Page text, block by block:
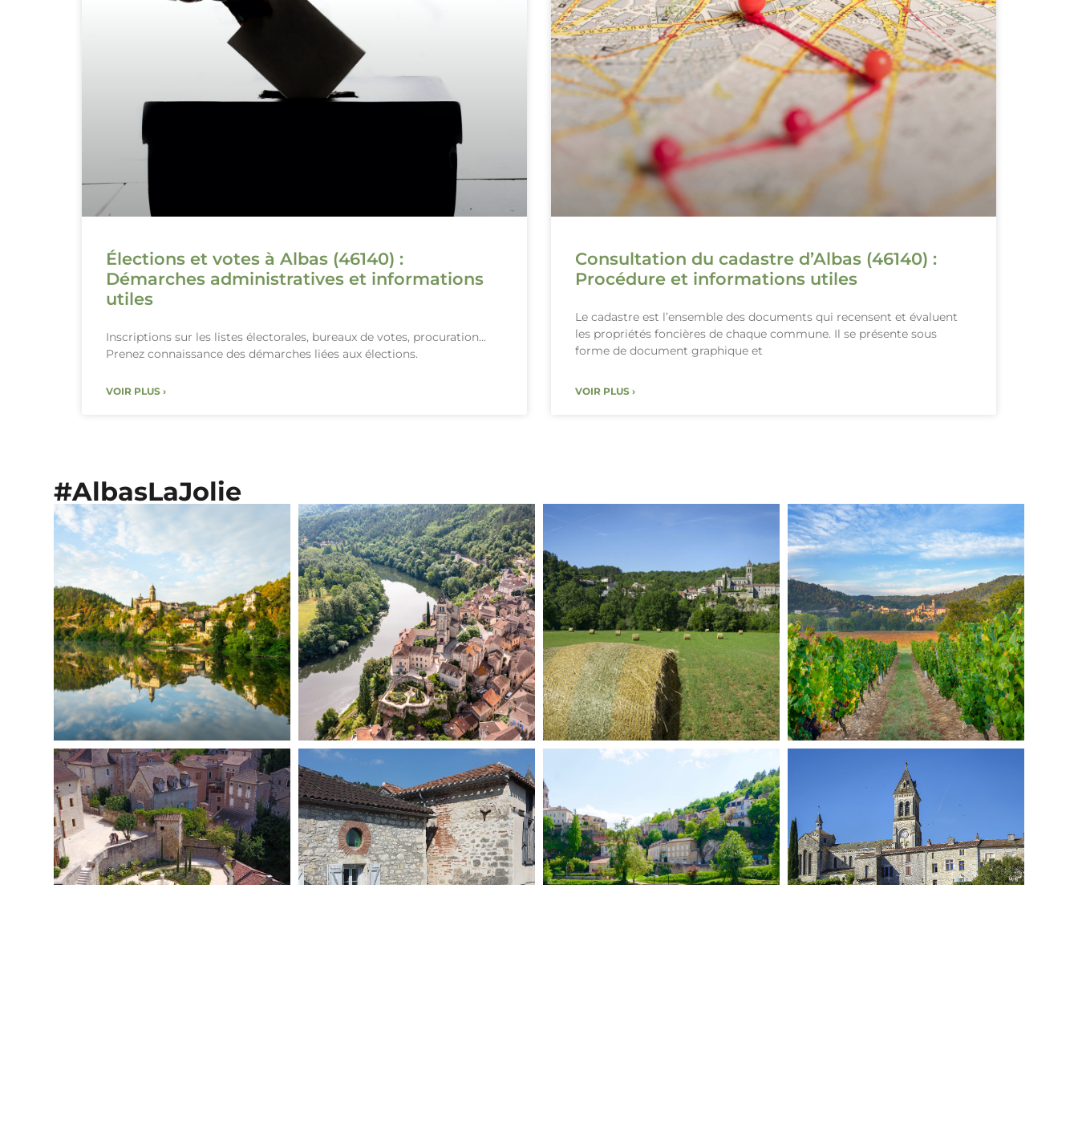
Élections et votes à Albas (46140) :
Démarches administratives et informations
utiles
Inscriptions sur les listes électorales, bureaux de votes, procuration…
Prenez connaissance des démarches liées aux élections.
VOIR PLUS ›
Consultation du cadastre d’Albas (46140) :
Procédure et informations utiles
Le cadastre est l’ensemble des documents qui recensent et évaluent
les propriétés foncières de chaque commune. Il se présente sous
forme de document graphique et
VOIR PLUS ›
#AlbasLaJolie